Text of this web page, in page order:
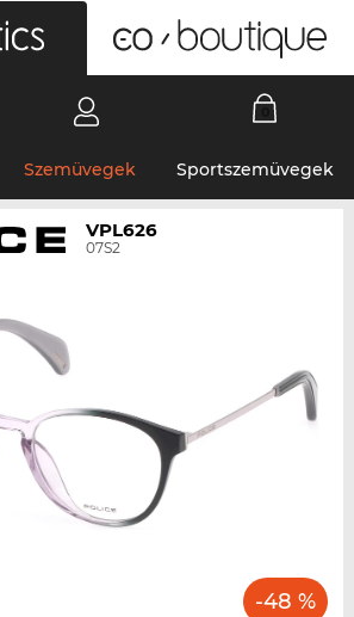
Szemüvegek Sportszemüvegek
VPL626
07S2
-48 %